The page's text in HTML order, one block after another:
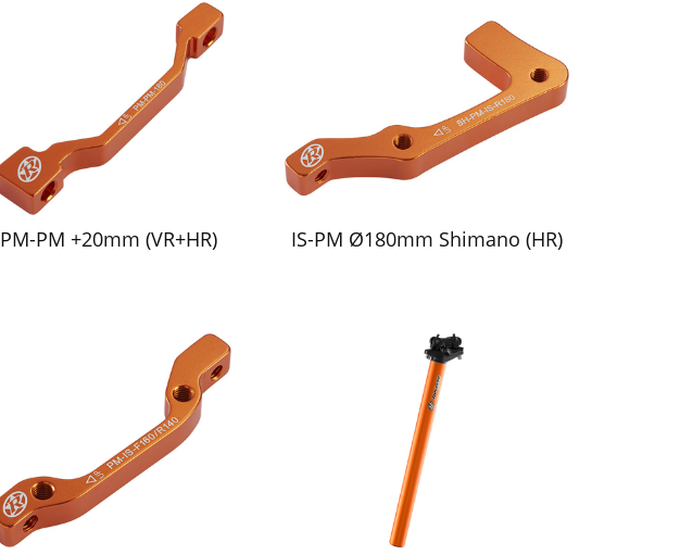
PM-PM +20mm (VR+HR) IS-PM Ø180mm Shimano (HR)